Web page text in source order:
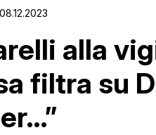
08.12.2023
alla
filtra su